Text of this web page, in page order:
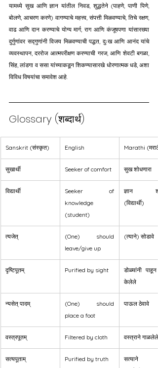
यामध्ये सुख आणि ज्ञान यांतील निवड, शुद्धतेने (पाहणे, पाणी पिणे,
बोलणे, आचरण करणे) वागण्याचे महत्त्व, संपत्ती मिळवण्याचे, तिचे रक्षण,
वाढ आणि दान करण्याचे योग्य मार्ग, राग आणि कंजूषपणा यांसारख्या
दुर्गुणांवर सद्गुणांनी विजय मिळवण्याची पद्धत, दुःख आणि आनंद यांचे
व्यवस्थापन, दररोज आत्मपरीक्षण करण्याची गरज, आणि शेवटी बगळा,
सिंह, लांडगा व ससा यांच्याकडून शिकण्यासारखे धोरणात्मक धडे, अशा
विविध विषयांचा समावेश आहे.
Glossary (शब्दार्थ)
Sanskrit (संस्कृत) English Marathi
सुखार्थी Seeker of comfort सुख शोधणारा
विद्यार्थी
Seeker of
knowledge
(student)
ज्ञान
(विद्यार्थी)
त्यजेत्
(One) should
leave/give up
(त्याने) सोडावे
दृष्टिपूतम् Purified by sight
डोळ्यांनी पाहून
केलेले
न्यसेत् पादम्
(One) should
place a foot
पाऊल ठेवावे
वस्त्रपूतम् Filtered by cloth वस्त्राने गाळलेले
सत्यपूताम् Purified by truth
सत्याने